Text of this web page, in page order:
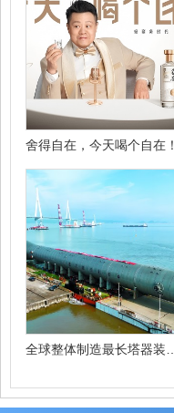
舍得自在，今天喝个自在！